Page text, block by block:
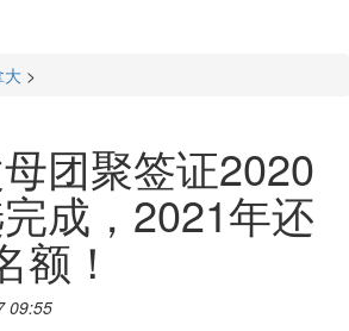
大 >
团聚签证2020
成，2021年还
额！
09:55